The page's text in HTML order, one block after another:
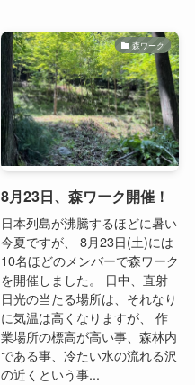
森ワーク
8月23日、森ワーク開催！
日本列島が沸騰するほどに暑い
今夏ですが、 8月23日(土)には
10名ほどのメンバーで森ワーク
を開催しました。 日中、直射
日光の当たる場所は、それなり
に気温は高くなりますが、 作
業場所の標高が高い事、森林内
である事、冷たい水の流れる沢
の近くという事...